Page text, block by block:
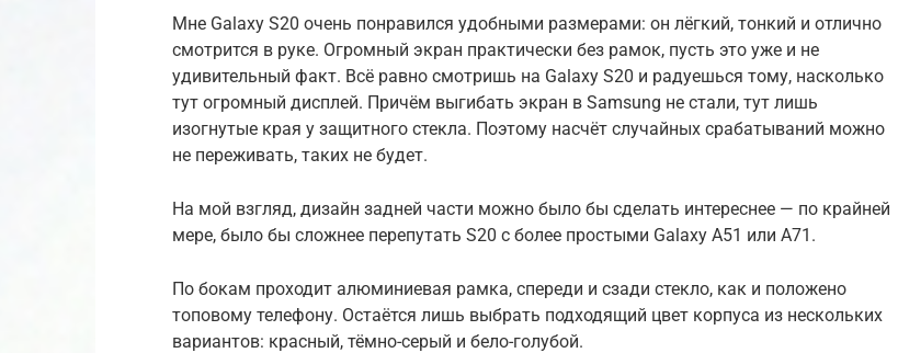
Мне Galaxy S20 очень понравился удобными размерами: он лёгкий, тонкий и отлично
смотрится в руке. Огромный экран практически без рамок, пусть это уже и не
удивительный факт. Всё равно смотришь на Galaxy S20 и радуешься тому, насколько
тут огромный дисплей. Причём выгибать экран в Samsung не стали, тут лишь
изогнутые края у защитного стекла. Поэтому насчёт случайных срабатываний можно
не переживать, таких не будет.
На мой взгляд, дизайн задней части можно было бы сделать интереснее — по крайней
мере, было бы сложнее перепутать S20 с более простыми Galaxy A51 или A71.
По бокам проходит алюминиевая рамка, спереди и сзади стекло, как и положено
топовому телефону. Остаётся лишь выбрать подходящий цвет корпуса из нескольких
вариантов: красный, тёмно-серый и бело-голубой.